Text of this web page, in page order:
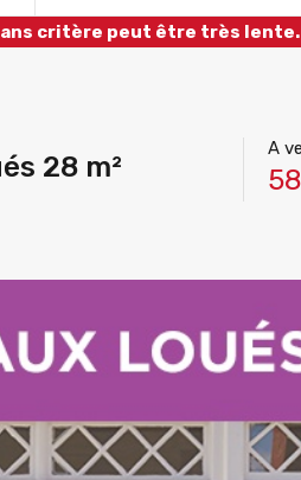
critère peut être très lente.
28 m²
A